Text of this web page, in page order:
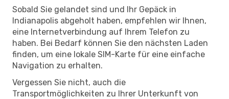
Sobald Sie gelandet sind und Ihr Gepäck in
Indianapolis abgeholt haben, empfehlen wir Ihnen,
eine Internetverbindung auf Ihrem Telefon zu
haben. Bei Bedarf können Sie den nächsten Laden
finden, um eine lokale SIM-Karte für eine einfache
Navigation zu erhalten.
Vergessen Sie nicht, auch die
Transportmöglichkeiten zu Ihrer Unterkunft von